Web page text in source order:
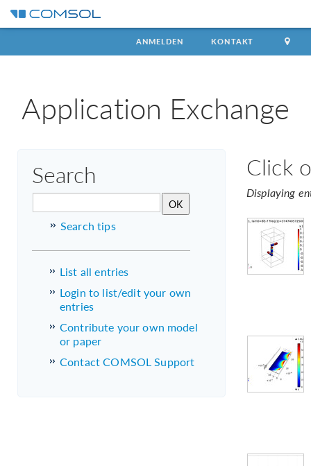
ANMELDEN KONTAKT
Application Exchange
Search
Search tips
List all entries
Login to list/edit your own
entries
Contribute your own model
or paper
Contact COMSOL Support
Click
Displaying